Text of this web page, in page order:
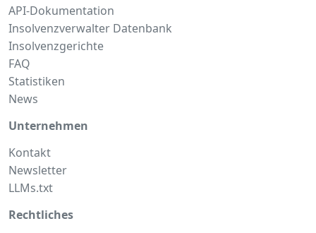
API-Dokumentation
Insolvenzverwalter Datenbank
Insolvenzgerichte
FAQ
Statistiken
News
Unternehmen
Kontakt
Newsletter
LLMs.txt
Rechtliches